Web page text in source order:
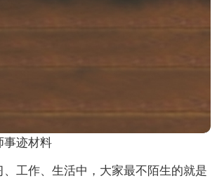
事迹材料
、工作、生活中，大家最不陌生的就是